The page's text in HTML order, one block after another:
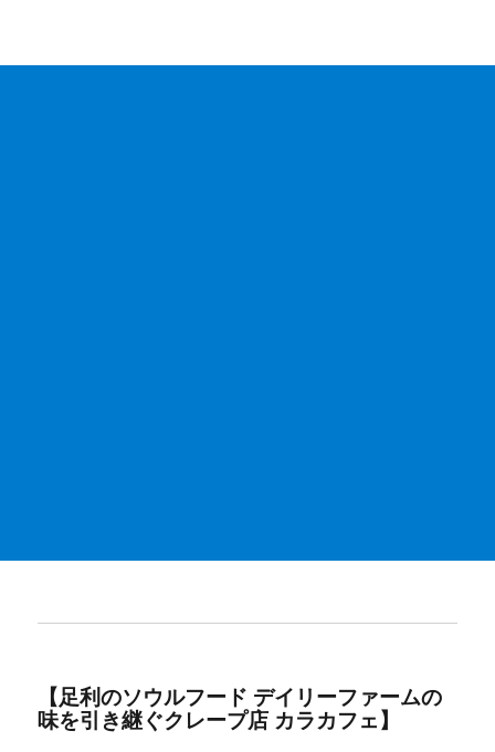
【足利のソウルフード デイリーファームの
味を引き継ぐクレープ店 カラカフェ】